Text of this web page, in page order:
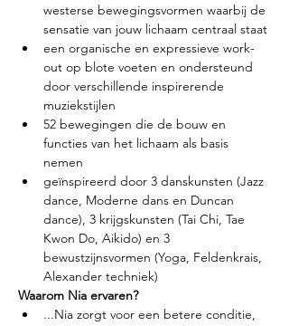
westerse bewegingsvormen waarbij de
sensatie van jouw lichaam centraal staat
een organische en expressieve work-
out op blote voeten en ondersteund
door verschillende inspirerende
muziekstijlen
52 bewegingen die de bouw en
functies van het lichaam als basis
nemen
geïnspireerd door 3 danskunsten (Jazz
dance, Moderne dans en Duncan
dance), 3 krijgskunsten (Tai Chi, Tae
Kwon Do, Aikido) en 3
bewustzijnsvormen (Yoga, Feldenkrais,
Alexander techniek)
Waarom Nia ervaren?
...Nia zorgt voor een betere conditie,